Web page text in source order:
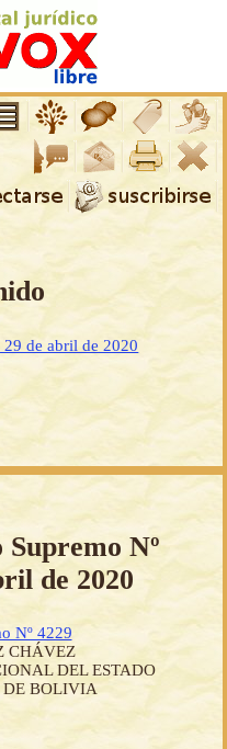
de abril de 2020
Nº
de 2020
Nº 4229
CHÁVEZ
DEL ESTADO
BOLIVIA